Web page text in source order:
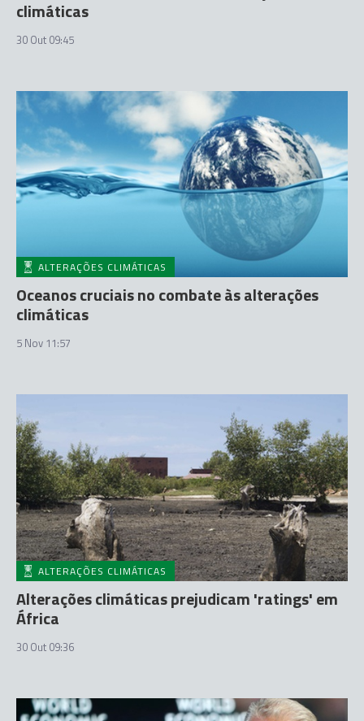
climáticas
30 Out 09:45
ALTERAÇÕES CLIMÁTICAS
Oceanos cruciais no combate às alterações
climáticas
5 Nov 11:57
ALTERAÇÕES CLIMÁTICAS
Alterações climáticas prejudicam 'ratings' em
África
30 Out 09:36